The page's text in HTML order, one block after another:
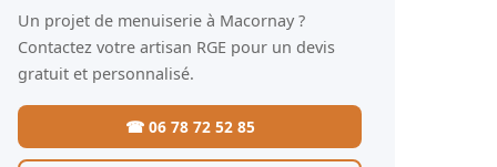
Un projet de menuiserie à Macornay ?
Contactez votre artisan RGE pour un devis
gratuit et personnalisé.
☎ 06 78 72 52 85